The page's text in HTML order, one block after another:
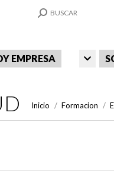
SEARCH:
BUSCAR
EMPRESA
Estás aquí:
Inicio Formacion